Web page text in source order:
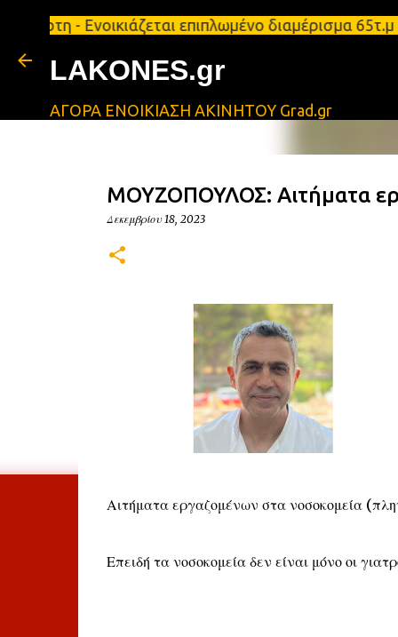
- Ενοικιάζεται επιπλωμένο
LAKONES.gr
ΑΓΟΡΑ ΕΝΟΙΚΙΑΣΗ ΑΚΙΝΗΤΟΥ Grad.gr
ΜΟΥΖΟΠΟΥΛΟΣ: Αιτήματα
Δεκεμβρίου 18, 2023
Αιτήματα εργαζομένων στα νοσοκομεία
Επειδή τα νοσοκομεία δεν είναι μόνο οι